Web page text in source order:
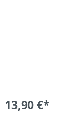
13,90 €*